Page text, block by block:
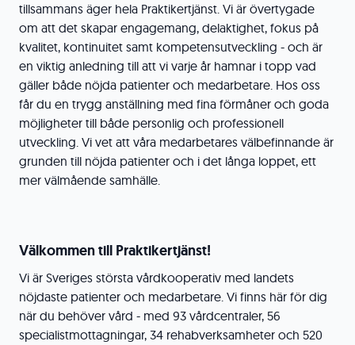
tillsammans äger hela Praktikertjänst. Vi är övertygade
om att det skapar engagemang, delaktighet, fokus på
kvalitet, kontinuitet samt kompetensutveckling - och är
en viktig anledning till att vi varje år hamnar i topp vad
gäller både nöjda patienter och medarbetare. Hos oss
får du en trygg anställning med fina förmåner och goda
möjligheter till både personlig och professionell
utveckling. Vi vet att våra medarbetares välbefinnande är
grunden till nöjda patienter och i det långa loppet, ett
mer välmående samhälle.
Välkommen till Praktikertjänst!
Vi är Sveriges största vårdkooperativ med landets
nöjdaste patienter och medarbetare. Vi finns här för dig
när du behöver vård - med 93 vårdcentraler, 56
specialistmottagningar, 34 rehabverksamheter och 520